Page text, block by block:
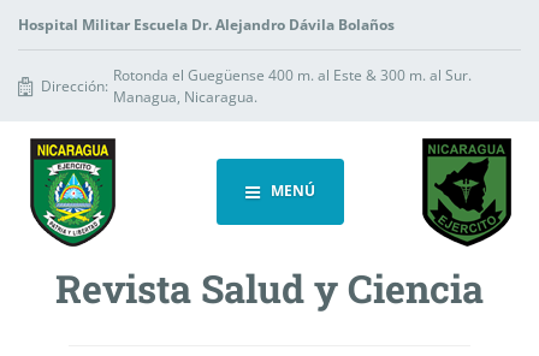
Hospital Militar Escuela Dr. Alejandro Dávila Bolaños
Dirección:
Rotonda el Guegüense 400 m. al Este & 300 m. al Sur.
Managua, Nicaragua.
MENÚ
Revista Salud y Ciencia